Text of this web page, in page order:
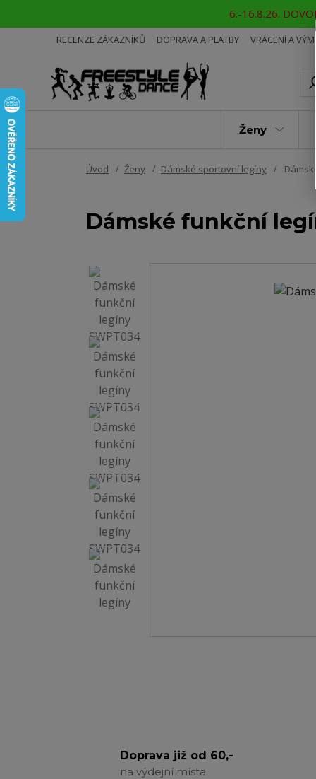
6.-16.8.26.
RECENZE ZÁKAZNÍKŮ DOPRAVA A PLATBY VRÁCENÍ A
Ženy
Úvod Ženy Dámské sportovní legíny
Dámské funkční
Doprava již od 60,-
na výdejní místa